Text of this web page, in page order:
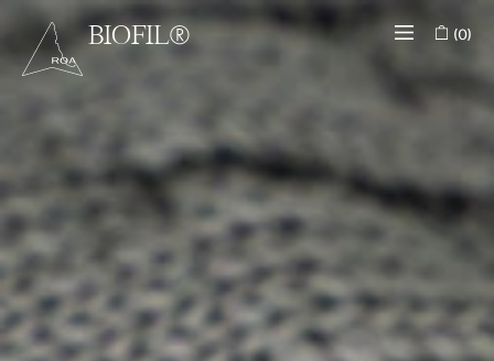
BIOFIL® (0)